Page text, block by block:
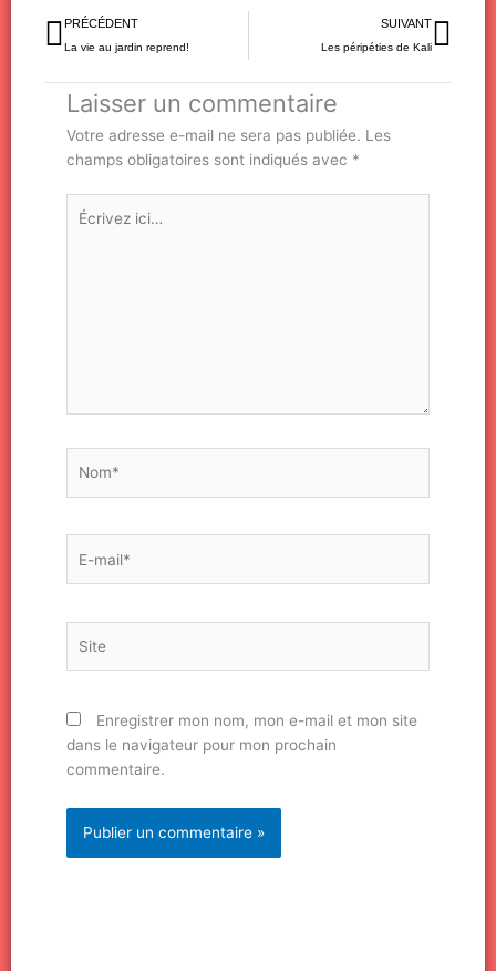
Précédent
PRÉCÉDENT
La vie au jardin reprend!
SUIVANT
Les péripéties de Kali
Laisser un commentaire
Votre adresse e-mail ne sera pas publiée. Les
champs obligatoires sont indiqués avec *
Écrivez
ici…
mail*
Enregistrer mon nom, mon e-mail et mon site
dans le navigateur pour mon prochain
commentaire.